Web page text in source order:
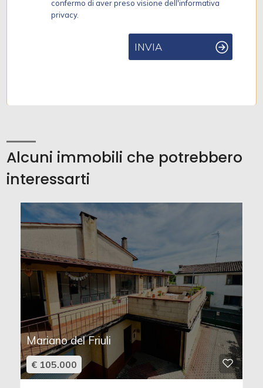
confermo di aver preso visione dell'informativa
privacy.
INVIA
Alcuni immobili che potrebbero
interessarti
Mariano del Friuli
€ 105.000